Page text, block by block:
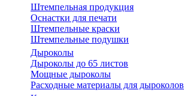
Штемпельная продукция
Оснастки для печати
Штемпельные краски
Штемпельные подушки
Дыроколы
Дыроколы до 65 листов
Мощные дыроколы
Расходные материалы для дыроколов